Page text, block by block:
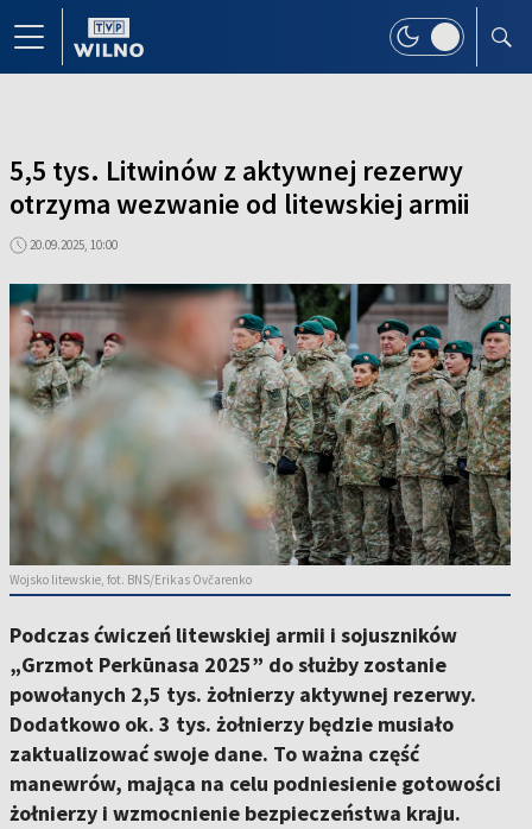
5,5 tys. Litwinów z aktywnej rezerwy
otrzyma wezwanie od litewskiej armii
20.09.2025, 10:00
Wojsko litewskie, fot. BNS/Erikas Ovčarenko
Podczas ćwiczeń litewskiej armii i sojuszników
„Grzmot Perkūnasa 2025” do służby zostanie
powołanych 2,5 tys. żołnierzy aktywnej rezerwy.
Dodatkowo ok. 3 tys. żołnierzy będzie musiało
zaktualizować swoje dane. To ważna część
manewrów, mająca na celu podniesienie gotowości
żołnierzy i wzmocnienie bezpieczeństwa kraju.